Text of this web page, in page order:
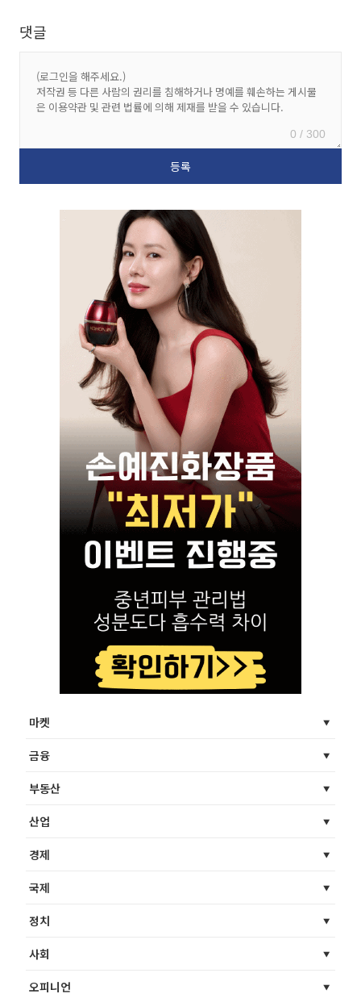
댓글
0 / 300
마켓
금융
부동산
산업
경제
국제
정치
사회
오피니언